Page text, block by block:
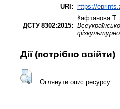
URI:
https://
ДСТУ 8302:2015:
Кафтанова Т.
Дії ​​(потрібно ввійти)
Оглянути опис ресурсу